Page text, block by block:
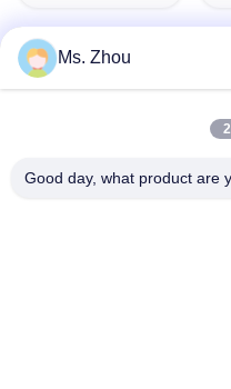
ঠিকানা
Ms. Zhou
Good day, what product are